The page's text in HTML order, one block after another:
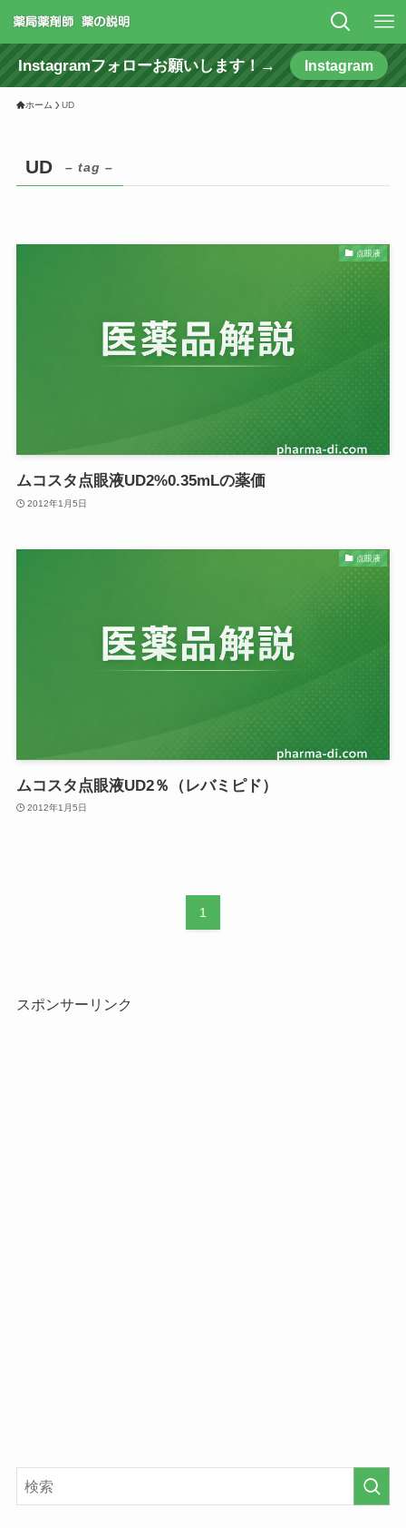
Instagramフォローお願いします！→ Instagram
ホーム UD
UD – tag –
点眼液
ムコスタ点眼液UD2%0.35mLの薬価
2012年1月5日
点眼液
ムコスタ点眼液UD2％（レバミピド）
2012年1月5日
1
スポンサーリンク